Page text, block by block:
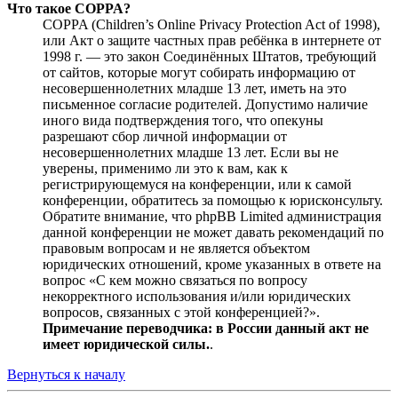
Что такое COPPA?
COPPA (Children’s Online Privacy Protection Act of 1998),
или Акт о защите частных прав ребёнка в интернете от
1998 г. — это закон Соединённых Штатов, требующий
от сайтов, которые могут собирать информацию от
несовершеннолетних младше 13 лет, иметь на это
письменное согласие родителей. Допустимо наличие
иного вида подтверждения того, что опекуны
разрешают сбор личной информации от
несовершеннолетних младше 13 лет. Если вы не
уверены, применимо ли это к вам, как к
регистрирующемуся на конференции, или к самой
конференции, обратитесь за помощью к юрисконсульту.
Обратите внимание, что phpBB Limited администрация
данной конференции не может давать рекомендаций по
правовым вопросам и не является объектом
юридических отношений, кроме указанных в ответе на
вопрос «С кем можно связаться по вопросу
некорректного использования и/или юридических
вопросов, связанных с этой конференцией?».
Примечание переводчика: в России данный акт не
имеет юридической силы..
Вернуться к началу